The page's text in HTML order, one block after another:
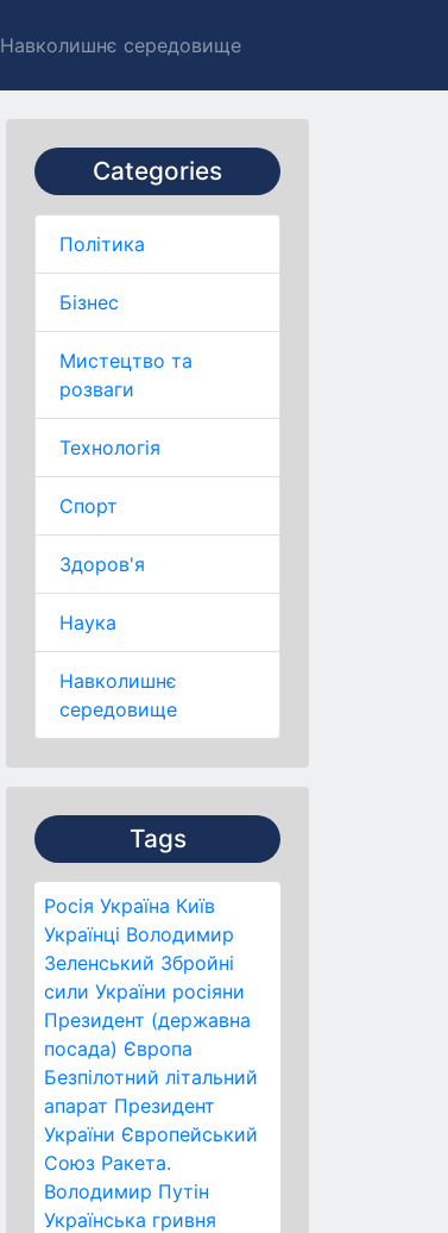
Навколишнє середовище
Categories
Політика
Бізнес
Мистецтво та
розваги
Технологія
Спорт
Здоров'я
Наука
Навколишнє
середовище
Tags
Росія Україна Київ
Українці Володимир
Зеленський Збройні
сили України росіяни
Президент (державна
посада) Європа
Безпілотний літальний
апарат Президент
України Європейський
Союз Ракета.
Володимир Путін
Українська гривня